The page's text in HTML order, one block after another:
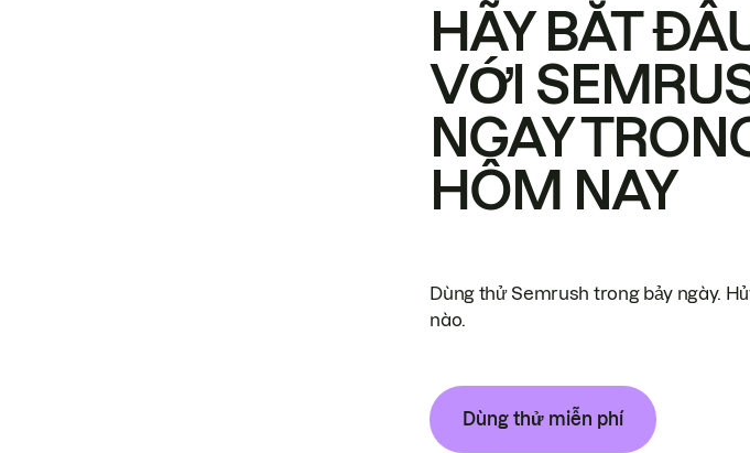
HÃY BẮT
VỚI
NGAY
HÔM NAY
Dùng thử Semrush trong bảy ngày.
nào.
Dùng thử miễn phí